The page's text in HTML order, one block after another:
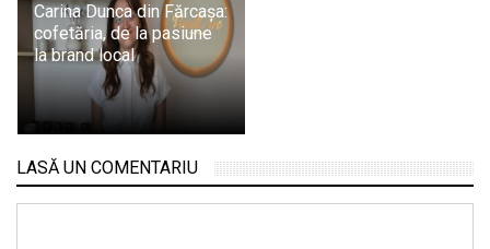
Carina Dunca din Fărcașa:
cofetăria, de la pasiune
la brand local
LASĂ UN COMENTARIU